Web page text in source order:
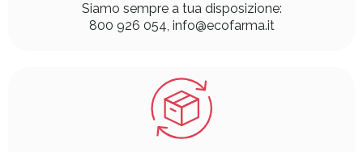
Siamo sempre a tua disposizione:
800 926 054, info@ecofarma.it